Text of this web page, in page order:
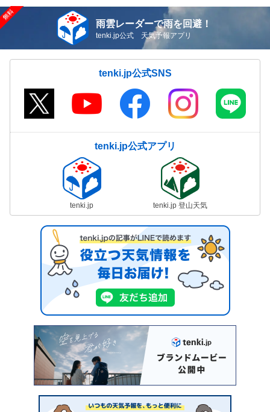
雨雲レーダーで雨を回避！
tenki.jp公式 天気予報アプリ
tenki.jp公式SNS
tenki.jp公式アプリ
tenki.jp tenki.jp 登山天気